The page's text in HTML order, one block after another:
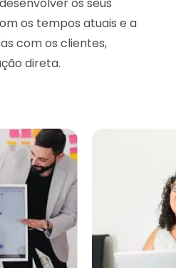
os tempos atuais e a
com os clientes,
direta.